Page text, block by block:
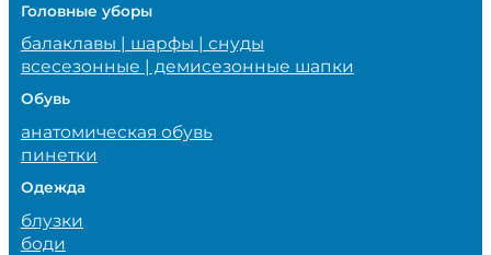
Головные уборы
балаклавы | шарфы | снуды
всесезонные | демисезонные шапки
Обувь
анатомическая обувь
пинетки
Одежда
блузки
боди